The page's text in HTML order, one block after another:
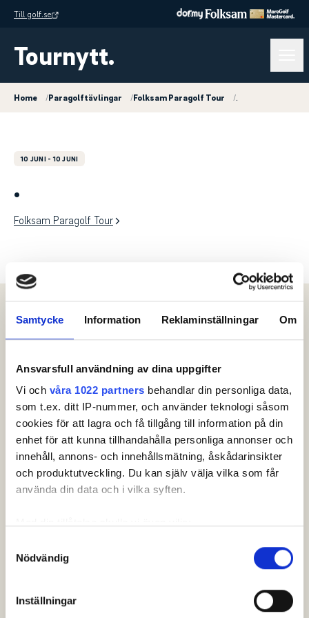
Samtycke Information Reklaminställningar Om
Ansvarsfull användning av dina uppgifter
Vi och våra 1022 partners behandlar din personliga data,
som t.ex. ditt IP-nummer, och använder teknologi såsom
cookies för att lagra och få tillgång till information på din
enhet för att kunna tillhandahålla personliga annonser och
innehåll, annons- och innehållsmätning, åskådarinsikter
och produktutveckling. Du kan själv välja vilka som får
använda din data och i vilka syften.
kan ha en noggrannhet på upp till flera meter
Ta reda på mer om hur dina personliga uppgifter
Nödvändig
Inställningar
Till golf.se
Tournytt.
Home /Paragolftävlingar /Folksam Paragolf Tour /
10 JUNI - 10 JUNI
.
Folksam Paragolf Tour
Meny
Resultat.
Huvudpartner.